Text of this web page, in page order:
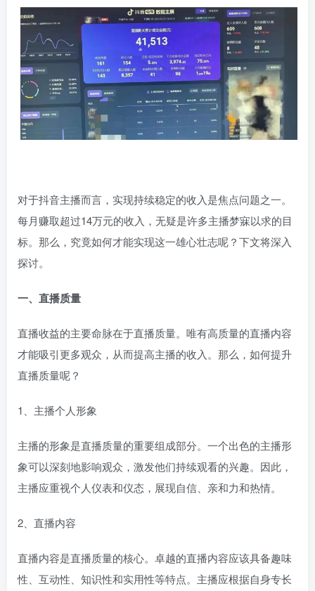
对于抖音主播而言，实现持续稳定的收入是焦点问题之一。
每月赚取超过14万元的收入，无疑是许多主播梦寐以求的目
标。那么，究竟如何才能实现这一雄心壮志呢？下文将深入
探讨。
一、直播质量
直播收益的主要命脉在于直播质量。唯有高质量的直播内容
才能吸引更多观众，从而提高主播的收入。那么，如何提升
直播质量呢？
1、主播个人形象
主播的形象是直播质量的重要组成部分。一个出色的主播形
象可以深刻地影响观众，激发他们持续观看的兴趣。因此，
主播应重视个人仪表和仪态，展现自信、亲和力和热情。
2、直播内容
直播内容是直播质量的核心。卓越的直播内容应该具备趣味
性、互动性、知识性和实用性等特点。主播应根据自身专长